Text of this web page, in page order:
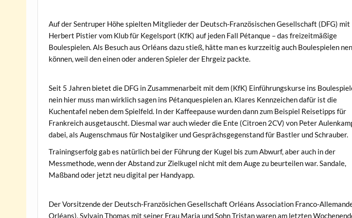
Auf der Sentruper Höhe spielten Mitglieder der Deutsch-Französischen Gesellschaft (DFG) mit
Herbert Pistier vom Klub für Kegelsport (KfK) auf jeden Fall Pétanque – das freizeitmäßige
Boulespielen. Als Besuch aus Orléans dazu stieß, hätte man es kurzzeitig auch Boulespielen
können, weil den einen oder anderen Spieler der Ehrgeiz packte.
Seit 5 Jahren bietet die DFG in Zusammenarbeit mit dem (KfK) Einführungskurse ins
nein hier muss man wirklich sagen ins Pétanquespielen an. Klares Kennzeichen dafür ist die
Kuchentafel neben dem Spielfeld. In der Kaffeepause wurden dann zum Beispiel Reisetipps für
Frankreich ausgetauscht. Diesmal war auch wieder die Ente (Citroen 2CV) von Peter
dabei, als Augenschmaus für Nostalgiker und Gesprächsgegenstand für Bastler und Schrauber.
Trainingserfolg gab es natürlich bei der Führung der Kugel bis zum Abwurf, aber auch in der
Messmethode, wenn der Abstand zur Zielkugel nicht mit dem Auge zu beurteilen war. Sandale,
Maßband oder jetzt neu digital per Handyapp.
Der Vorsitzende der Deutsch-Französichen Gesellschaft Orléans Association Franco-
Orléans), Sylvain Thomas mit seiner Frau Maria und Sohn Tristan waren am letzten